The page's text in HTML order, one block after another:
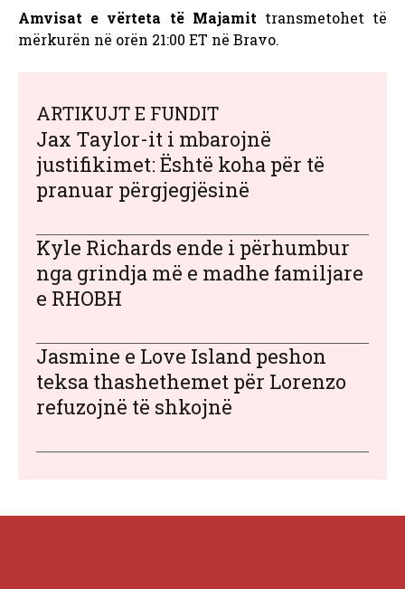
Amvisat e vërteta të Majamit transmetohet të
mërkurën në orën 21:00 ET në Bravo.
ARTIKUJT E FUNDIT
Jax Taylor-it i mbarojnë
justifikimet: Është koha për të
pranuar përgjegjësinë
Kyle Richards ende i përhumbur
nga grindja më e madhe familjare
e RHOBH
Jasmine e Love Island peshon
teksa thashethemet për Lorenzo
refuzojnë të shkojnë